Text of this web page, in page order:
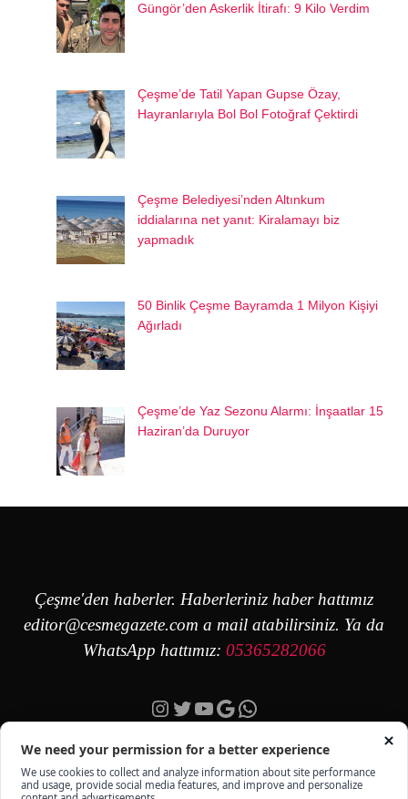
Güngör’den Askerlik İtirafı: 9 Kilo Verdim
Çeşme’de Tatil Yapan Gupse Özay,
Hayranlarıyla Bol Bol Fotoğraf Çektirdi
Çeşme Belediyesi’nden Altınkum
iddialarına net yanıt: Kiralamayı biz
yapmadık
50 Binlik Çeşme Bayramda 1 Milyon Kişiyi
Ağırladı
Çeşme’de Yaz Sezonu Alarmı: İnşaatlar 15
Haziran’da Duruyor
Çeşme'den haberler. Haberleriniz haber hattımız
editor@cesmegazete.com a mail atabilirsiniz. Ya da
WhatsApp hattımız: 05365282066
Instagram
Twitter
YouTube
Google
https://wa.me/